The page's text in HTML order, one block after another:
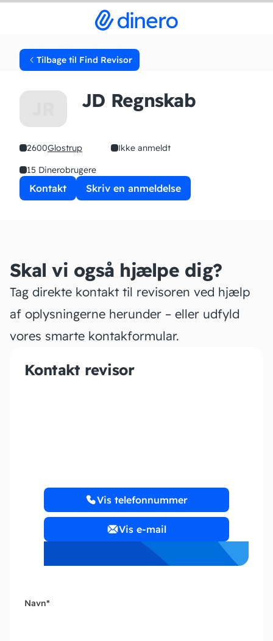
Tilbage til Find Revisor
JD Regnskab
2600Glostrup
Ikke anmeldt
15 Dinerobrugere
Kontakt Skriv en anmeldelse
Skal vi også hjælpe dig?
Tag direkte kontakt til revisoren ved hjælp
af oplysningerne herunder – eller udfyld
vores smarte kontakformular.
Kontakt revisor
Vis telefonnummer
Vis e-mail
Navn*